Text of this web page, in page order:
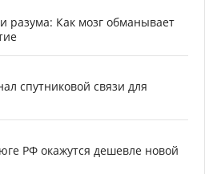
разума: Как мозг обманывает
спутниковой связи для
РФ окажутся дешевле новой